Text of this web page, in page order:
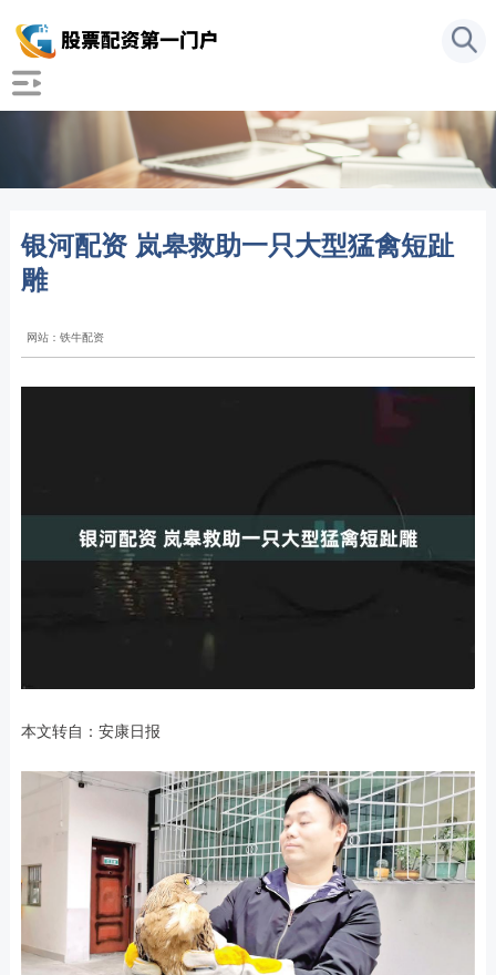
银河配资 岚皋救助一只大型猛禽短趾
雕
网站：铁牛配资
本文转自：安康日报